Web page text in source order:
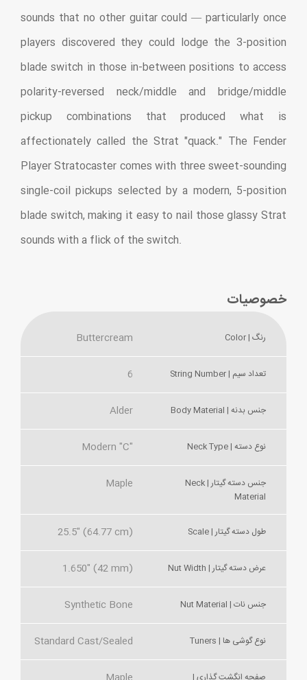
sounds that no other guitar could — particularly once
players discovered they could lodge the 3-position
blade switch in those in-between positions to access
polarity-reversed neck/middle and bridge/middle
pickup combinations that produced what is
affectionately called the Strat "quack." The Fender
Player Stratocaster comes with three sweet-sounding
single-coil pickups selected by a modern, 5-position
blade switch, making it easy to nail those glassy Strat
sounds with a flick of the switch.
خصوصیات
رنگ | Color Buttercream
تعداد سیم | String Number 6
جنس بدنه | Body Material Alder
نوع دسته | Neck Type Modern "C"
جنس دسته گیتار | Neck
Material
Maple
طول دسته گیتار | Scale 25.5" (64.77 cm)
عرض دسته گیتار | Nut Width 1.650" (42 mm)
جنس نات | Nut Material Synthetic Bone
نوع گوشی ها | Tuners Standard Cast/Sealed